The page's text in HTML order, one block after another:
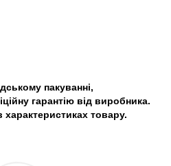
пакуванні,
гарантію від виробника.
характеристиках товару.